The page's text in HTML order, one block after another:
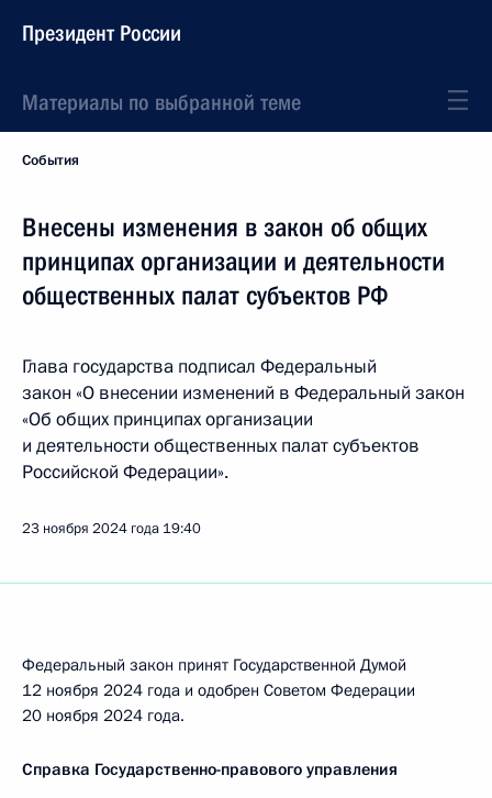
Президент России
Материалы по выбранной теме
События
Внесены изменения в закон об общих
принципах организации и деятельности
общественных палат субъектов РФ
Глава государства подписал Федеральный
закон «О внесении изменений в Федеральный закон
«Об общих принципах организации
и деятельности общественных палат субъектов
Российской Федерации».
23 ноября 2024 года 19:40
Федеральный закон принят Государственной Думой
12 ноября 2024 года и одобрен Советом Федерации
20 ноября 2024 года.
Справка Государственно-правового управления